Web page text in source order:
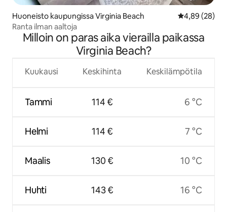
Huoneisto kaupungissa Virginia Beach
4,89 (28)
Ranta ilman aaltoja
Milloin on paras aika vierailla paikassa
Virginia Beach?
Kuukausi
Tammi
Helmi
Maalis
Huhti
Keskihinta
114 €
114 €
130 €
143 €
Keskilämpötila
6 °C
7 °C
10 °C
16 °C